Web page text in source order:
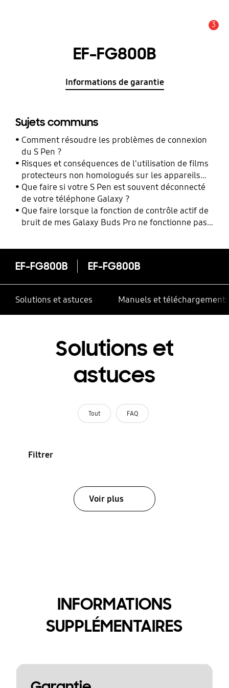
3
EF-FG800B
Informations de garantie
Sujets communs
Comment résoudre les problèmes de connexion
du S Pen ?
Risques et conséquences de l'utilisation de films
protecteurs non homologués sur les appareils
mobiles Samsung Galaxy
Que faire si votre S Pen est souvent déconnecté
de votre téléphone Galaxy ?
Que faire lorsque la fonction de contrôle actif de
bruit de mes Galaxy Buds Pro ne fonctionne pas
EF-FG800B EF-FG800B
Solutions et astuces Manuels et téléchargements
Solutions et
astuces
Tout FAQ
Filtrer
Voir plus
INFORMATIONS
SUPPLÉMENTAIRES